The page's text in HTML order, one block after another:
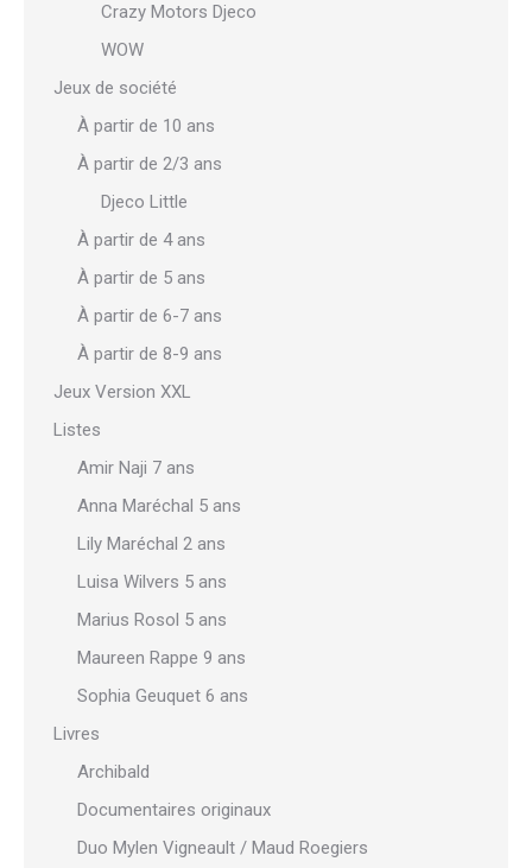
Crazy Motors Djeco
WOW
Jeux de société
À partir de 10 ans
À partir de 2/3 ans
Djeco Little
À partir de 4 ans
À partir de 5 ans
À partir de 6-7 ans
À partir de 8-9 ans
Jeux Version XXL
Listes
Amir Naji 7 ans
Anna Maréchal 5 ans
Lily Maréchal 2 ans
Luisa Wilvers 5 ans
Marius Rosol 5 ans
Maureen Rappe 9 ans
Sophia Geuquet 6 ans
Livres
Archibald
Documentaires originaux
Duo Mylen Vigneault / Maud Roegiers